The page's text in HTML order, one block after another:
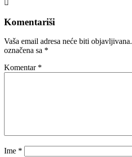
Komentariši
Vaša email adresa neće biti objavljivana.
označena sa *
Komentar *
Ime *